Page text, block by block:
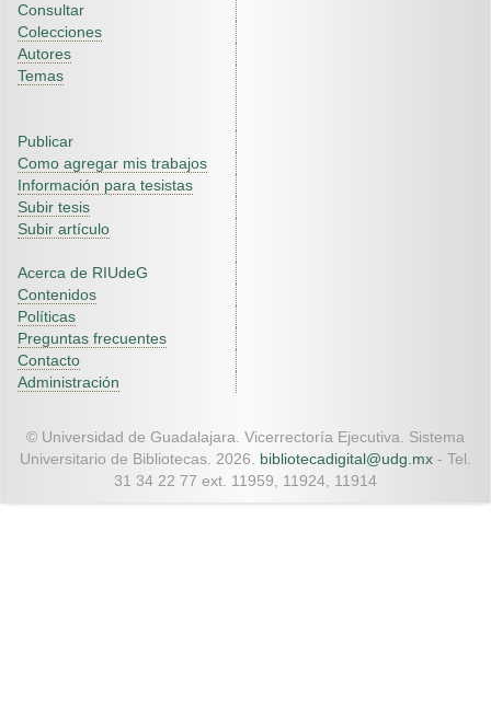
Consultar
Colecciones
Autores
Temas
Publicar
Como agregar mis trabajos
Información para tesistas
Subir tesis
Subir artículo
Acerca de RIUdeG
Contenidos
Políticas
Preguntas frecuentes
Contacto
Administración
© Universidad de Guadalajara. Vicerrectoría Ejecutiva. Sistema
Universitario de Bibliotecas. 2026. bibliotecadigital@udg.mx - Tel.
31 34 22 77 ext. 11959, 11924, 11914